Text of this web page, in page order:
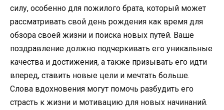
силу, особенно для пожилого брата, который может
рассматривать свой день рождения как время для
обзора своей жизни и поиска новых путей. Ваше
поздравление должно подчеркивать его уникальные
качества и достижения, а также призывать его идти
вперед, ставить новые цели и мечтать больше.
Слова вдохновения могут помочь разбудить его
страсть к жизни и мотивацию для новых начинаний.